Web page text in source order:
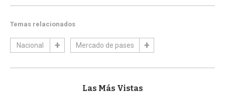
Temas relacionados
Nacional Mercado de pases
Las Más Vistas